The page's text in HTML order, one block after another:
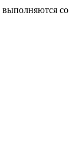
выполняются со